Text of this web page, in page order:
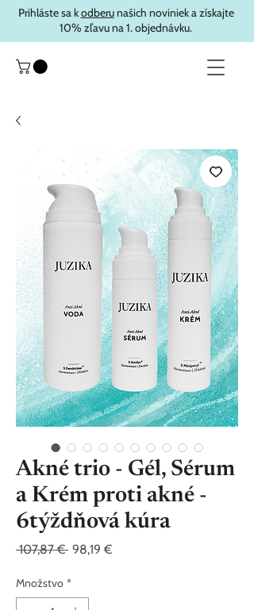
Prihláste sa kodberunašich noviniek a získajte
10% zľavu na 1. objednávku.
Akné trio - Gél, Sérum
a Krém proti akné -
6týždňová kúra
107,87 € Normálna
98,19 €Zľavnená
Množstvo *